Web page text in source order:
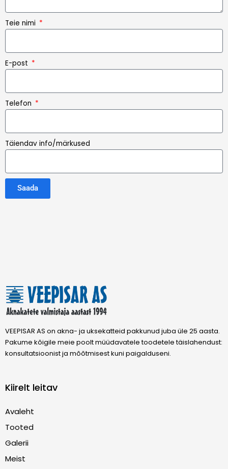
Teie nimi
E-post
Telefon
Täiendav info/märkused
Saada
VEEPISAR AS on akna- ja uksekatteid pakkunud juba üle 25 aasta.
Pakume kõigile meie poolt müüdavatele toodetele täislahendust:
konsultatsioonist ja mõõtmisest kuni paigalduseni.
Kiirelt leitav
Avaleht
Tooted
Galerii
Meist